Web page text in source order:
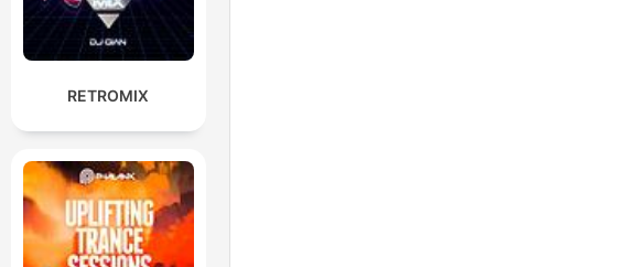
RETROMIX